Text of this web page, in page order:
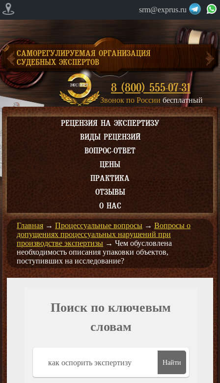
srm@exprus.ru
САМОРЕГУЛИРУЕМАЯ ОРГАНИЗАЦИЯ
СУДЕБНЫХ ЭКСПЕРТОВ
8 (800) 555-07-31
Звонок по России бесплатный
РЕЦЕНЗИЯ НА ЭКСПЕРТИЗУ
ВИДЫ РЕЦЕНЗИЙ
ВОПРОС-ОТВЕТ
ЦЕНЫ
ПРАКТИКА
ОТЗЫВЫ
О НАС
Главная → Процессуальные вопросы → Вопросы о
допущениях процессуальных нарушений при
производстве экспертизы → Чем обусловлена
необходимость описания упаковки объектов,
поступивших на исследование?
Поиск по ключевым
словам
Найти